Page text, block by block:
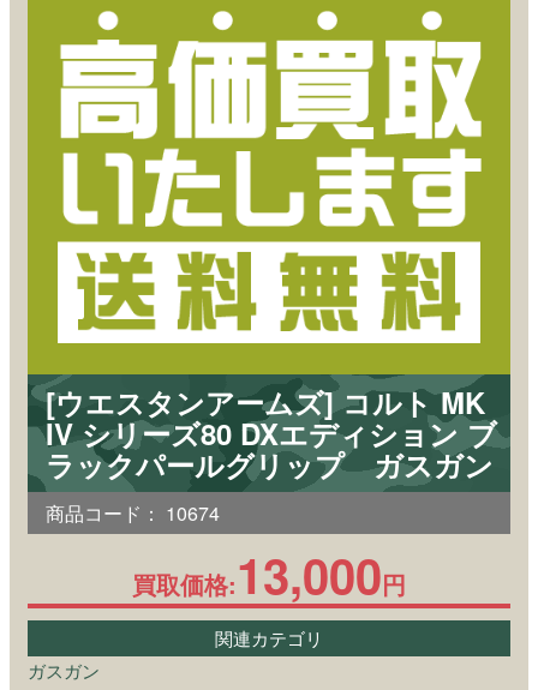
[ウエスタンアームズ] コルト MK
IV シリーズ80 DXエディション ブ
ラックパールグリップ ガスガン
商品コード： 10674
買取価格:13,000円
関連カテゴリ
ガスガン